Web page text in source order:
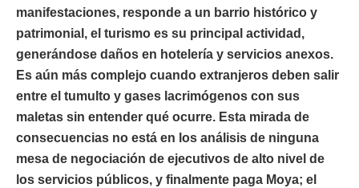
manifestaciones, responde a un barrio histórico y
patrimonial, el turismo es su principal actividad,
generándose daños en hotelería y servicios anexos.
Es aún más complejo cuando extranjeros deben salir
entre el tumulto y gases lacrimógenos con sus
maletas sin entender qué ocurre. Esta mirada de
consecuencias no está en los análisis de ninguna
mesa de negociación de ejecutivos de alto nivel de
los servicios públicos, y finalmente paga Moya; el